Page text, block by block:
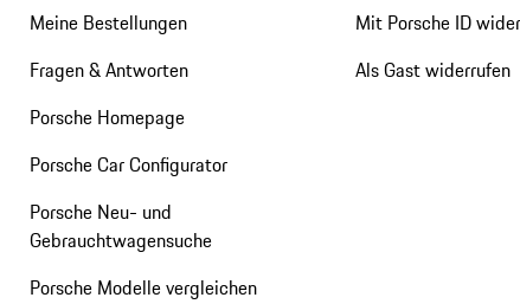
Meine Bestellungen
Fragen & Antworten
Porsche Homepage
Porsche Car Configurator
Porsche Neu- und
Gebrauchtwagensuche
Porsche Modelle vergleichen
Mit Porsche ID
Als Gast widerrufen